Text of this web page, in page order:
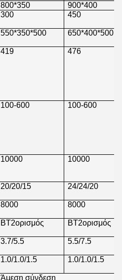
800*350
900*400
300 450
550*350*500 650*400*500
419 476
100-600 100-600
10000 10000
20/20/15 24/24/20
8000 8000
BT2ορισμός BT2ορισμός
3.7/5.5 5.5/7.5
1.0/1.0/1.5 1.0/1.0/1.5
Άμεση σύνδεση